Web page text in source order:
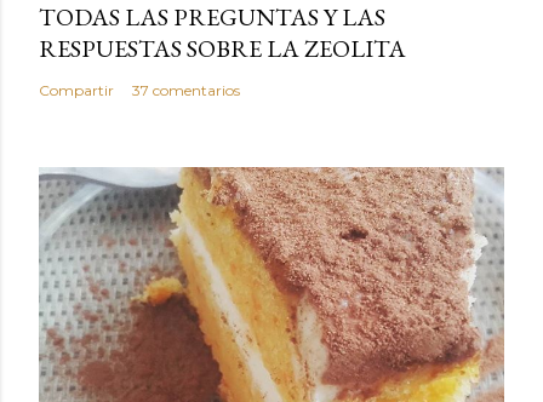
TODAS LAS PREGUNTAS Y LAS
RESPUESTAS SOBRE LA ZEOLITA
Compartir 37 comentarios